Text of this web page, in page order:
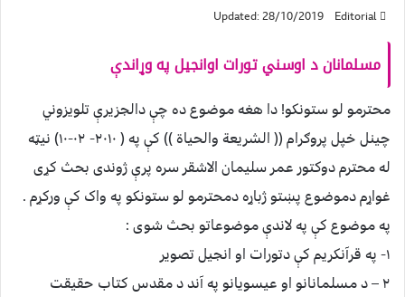
Editorial
Updated: 28/10/2019
مسلمانان د اوسني تورات اوانجیل په وړاندې
محترمو لو ستونکو! دا هغه موضوع ده چې دالجزیرې تلویزوني
چینل خپل پروګرام (( الشریعة والحیاة )) کې په ( ۲۰۱۰- ۰۲-۱۰) نیټه
له محترم دوکتور عمر سلیمان الاشقر سره پرې ژوندی بحث کړی
غواړم دموضوع پښتو ژباړه دمحترمو لو ستونکو په واک کې ورکړم .
په موضوع کې په لاندې موضوعاتو بحث شوی :
۱- په قرآنکریم کې دتورات او انجیل تصویر
۲ – د مسلمانانو او عیسویانو په آند د مقدس کتاب حقیقت